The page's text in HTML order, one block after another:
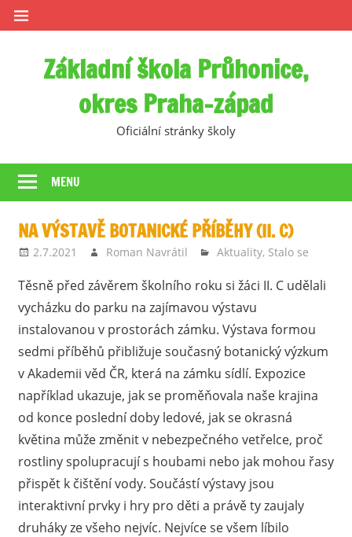
Skip
to
Základní škola Průhonice,
okres Praha-západ
Oficiální stránky školy
MENU
NA VÝSTAVĚ BOTANICKÉ PŘÍBĚHY (II. C)
2.7.2021 Roman Navrátil Aktuality, Stalo se
Těsně před závěrem školního roku si žáci II. C udělali
vycházku do parku na zajímavou výstavu
instalovanou v prostorách zámku. Výstava formou
sedmi příběhů přibližuje současný botanický výzkum
v Akademii věd ČR, která na zámku sídlí. Expozice
například ukazuje, jak se proměňovala naše krajina
od konce poslední doby ledové, jak se okrasná
květina může změnit v nebezpečného vetřelce, proč
rostliny spolupracují s houbami nebo jak mohou řasy
přispět k čištění vody. Součástí výstavy jsou
interaktivní prvky i hry pro děti a právě ty zaujaly
druháky ze všeho nejvíc. Nejvíce se všem líbilo